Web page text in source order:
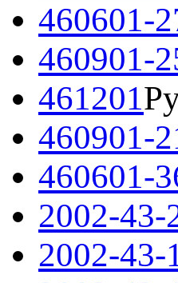
460601-
460901-
461201
460901-
460601-
2002-
2002-